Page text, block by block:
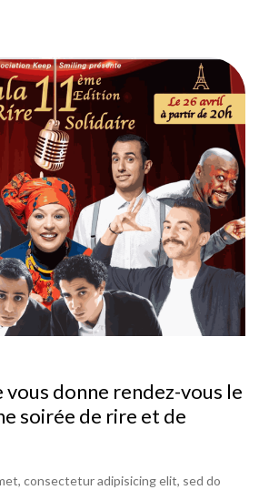
vous donne rendez-vous le
soirée de rire et de
consectetur adipisicing elit, sed do